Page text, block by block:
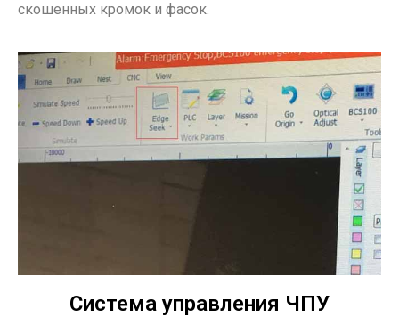
скошенных кромок и фасок.
Система управления ЧПУ